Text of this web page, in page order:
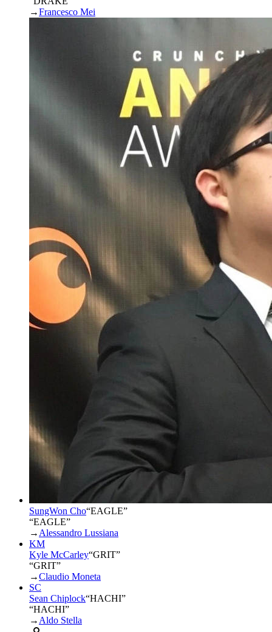
→Francesco Mei
SungWon Cho“EAGLE”
“EAGLE”
→ Alessandro Lussiana
KM
Kyle McCarley“GRIT”
“GRIT”
→Claudio Moneta
SC
Sean Chiplock“HACHI”
“HACHI”
→ Aldo Stella